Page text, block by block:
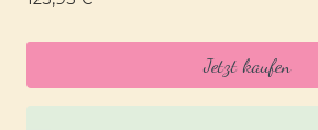
Jetzt kaufen